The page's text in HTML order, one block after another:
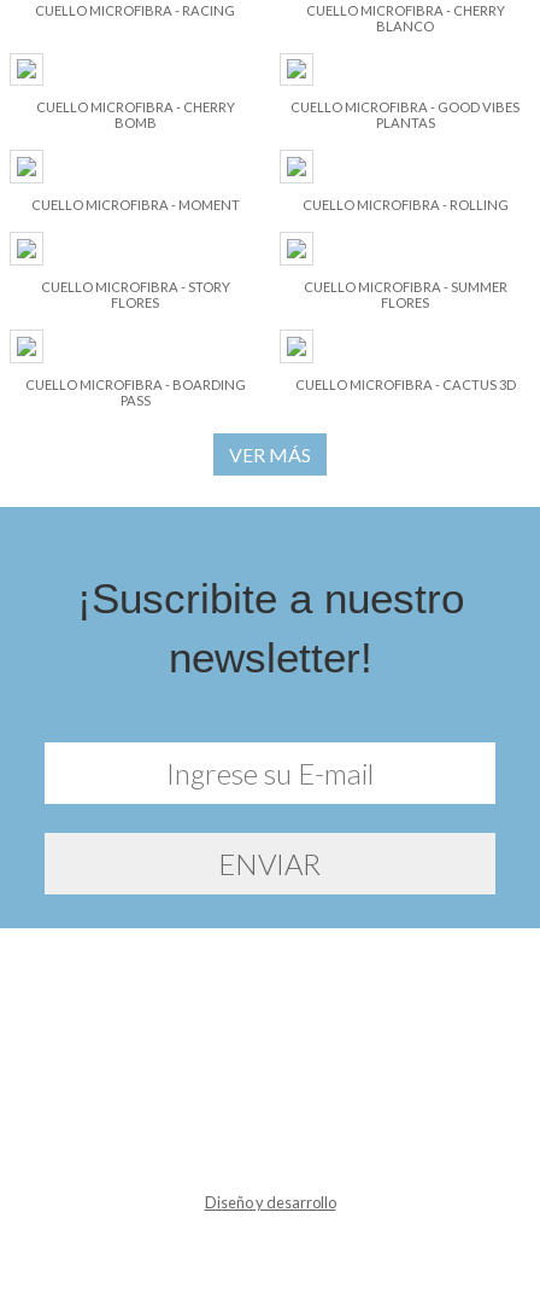
CUELLO MICROFIBRA - RACING
CUELLO MICROFIBRA - CHERRY
BLANCO
CUELLO MICROFIBRA - CHERRY
BOMB
CUELLO MICROFIBRA - GOOD VIBES
PLANTAS
CUELLO MICROFIBRA - MOMENT CUELLO MICROFIBRA - ROLLING
CUELLO MICROFIBRA - STORY
FLORES
CUELLO MICROFIBRA - SUMMER
FLORES
CUELLO MICROFIBRA - BOARDING
PASS
CUELLO MICROFIBRA - CACTUS 3D
VER MÁS
¡Suscribite a nuestro
newsletter!
Diseño y desarrollo